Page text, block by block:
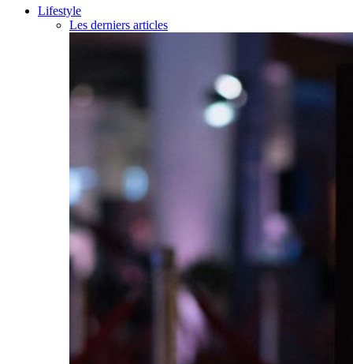
Lifestyle
Les derniers articles